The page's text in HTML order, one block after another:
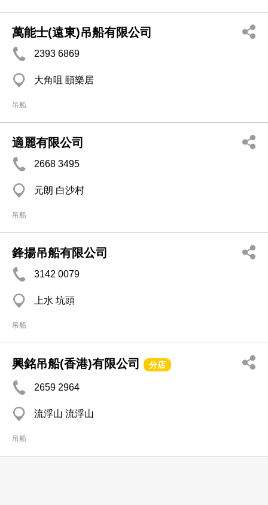
萬能士(遠東)吊船有限公司
2393 6869
大角咀 頤樂居
吊船
適麗有限公司
2668 3495
元朗 白沙村
吊船
鋒揚吊船有限公司
3142 0079
上水 坑頭
吊船
興銘吊船(香港)有限公司 分店
2659 2964
流浮山 流浮山
吊船